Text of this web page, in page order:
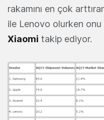
rakamını en çok
ile Lenovo olurken onu
Xiaomi takip ediyor.